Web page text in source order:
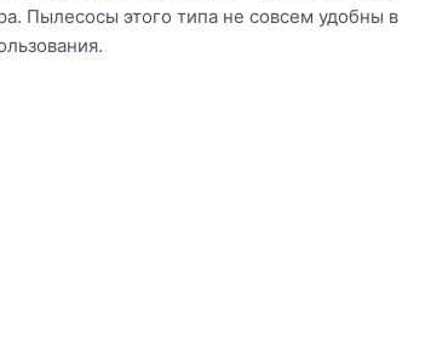
Пылесосы этого типа не совсем удобны в